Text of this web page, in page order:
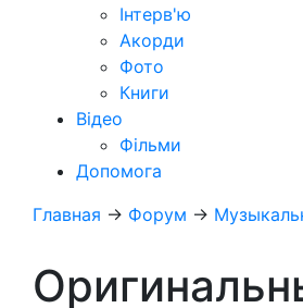
Інтерв'ю
Акорди
Фото
Книги
Відео
Фільми
Допомога
Главная → Форум →